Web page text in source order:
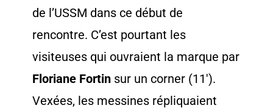
de l’USSM dans ce début de
rencontre. C’est pourtant les
visiteuses qui ouvraient la marque par
Floriane Fortinsur un corner (11′).
Vexées, les messines répliquaient